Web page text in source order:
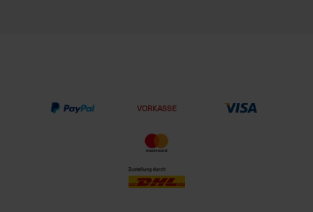
VORKASSE